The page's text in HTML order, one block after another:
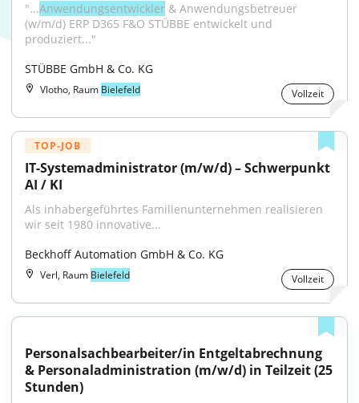
"...Anwendungsentwickler & Anwendungsbetreuer
(w/m/d) ERP D365 F&O STÜBBE entwickelt und
produziert..."
STÜBBE GmbH & Co. KG
Vlotho, Raum Bielefeld Vollzeit
TOP-JOB
IT-Systemadministrator (m/w/d) – Schwerpunkt
AI / KI
Als inhabergeführtes Familienunternehmen realisieren
wir seit 1980 innovative...
Beckhoff Automation GmbH & Co. KG
Verl, Raum Bielefeld Vollzeit
Personalsachbearbeiter/in Entgeltabrechnung
& Personaladministration (m/w/d) in Teilzeit (25
Stunden)